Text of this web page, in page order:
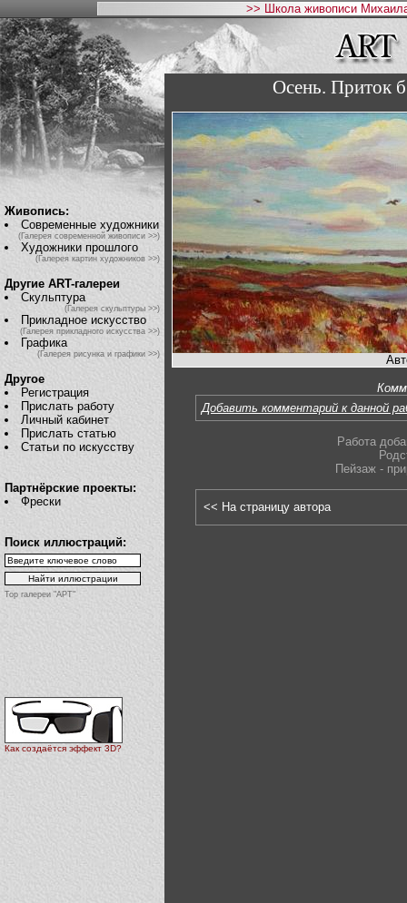
>> Школа живописи
Живопись:
Современные художники
(Галерея современной живописи >>)
Художники прошлого
(Галерея картин художников >>)
Другие ART-галереи
Скульптура
(Галерея скульптуры >>)
Прикладное искусство
(Галерея прикладного искусства >>)
Графика
(Галерея рисунка и графики >>)
Другое
Регистрация
Прислать работу
Личный кабинет
Прислать статью
Статьи по искусству
Партнёрские проекты:
Фрески
Поиск иллюстраций:
Top галереи "АРТ"
Как создаётся эффект 3D?
Осень. Приток
Добавить комментарий к данной
Работа
Пейзаж -
<< На страницу автора